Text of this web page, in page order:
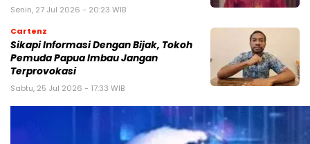
Senin, 27 Jul 2026 - 20:23 WIB
Cartenz
Sikapi Informasi Dengan Bijak, Tokoh
Pemuda Papua Imbau Jangan
Terprovokasi
Sabtu, 25 Jul 2026 - 17:33 WIB